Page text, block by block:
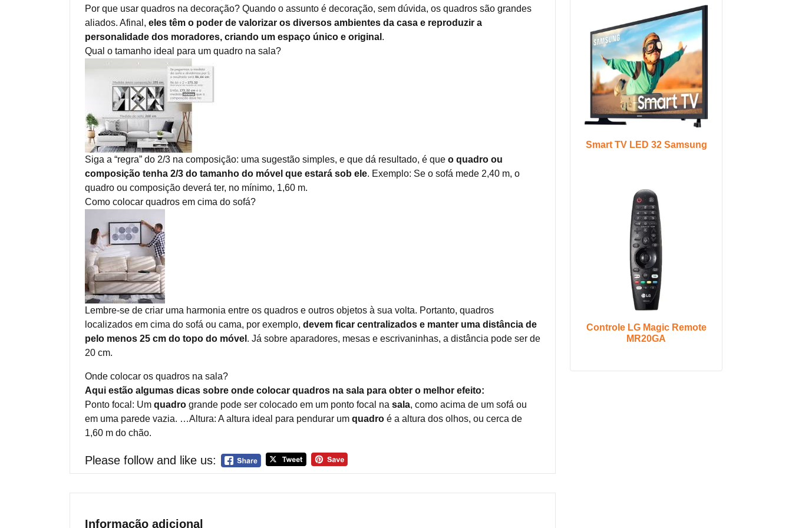
Por que usar quadros na decoração? Quando o assunto é decoração, sem dúvida, os quadros são grandes
aliados. Afinal, eles têm o poder de valorizar os diversos ambientes da casa e reproduzir a
personalidade dos moradores, criando um espaço único e original .
Qual o tamanho ideal para um quadro na sala?
Siga a “regra” do 2/3 na composição: uma sugestão simples, e que dá resultado, é que o quadro ou
composição tenha 2/3 do tamanho do móvel que estará sob ele. Exemplo: Se o sofá mede 2,40 m, o
quadro ou composição deverá ter, no mínimo, 1,60 m.
Como colocar quadros em cima do sofá?
Lembre-se de criar uma harmonia entre os quadros e outros objetos à sua volta. Portanto, quadros
localizados em cima do sofá ou cama, por exemplo, devem ficar centralizados e manter uma distância de
pelo menos 25 cm do topo do móvel . Já sobre aparadores, mesas e escrivaninhas, a distância pode ser de
20 cm.
Onde colocar os quadros na sala?
Aqui estão algumas dicas sobre onde colocar quadros na sala para obter o melhor efeito:
Ponto focal: Um quadro grande pode ser colocado em um ponto focal na sala, como acima de um sofá ou
em uma parede vazia. …Altura: A altura ideal para pendurar um quadro é a altura dos olhos, ou cerca de
1,60 m do chão.
Please follow and like us:
Informação adicional
Smart TV LED 32 Samsung
Controle LG Magic Remote
MR20GA